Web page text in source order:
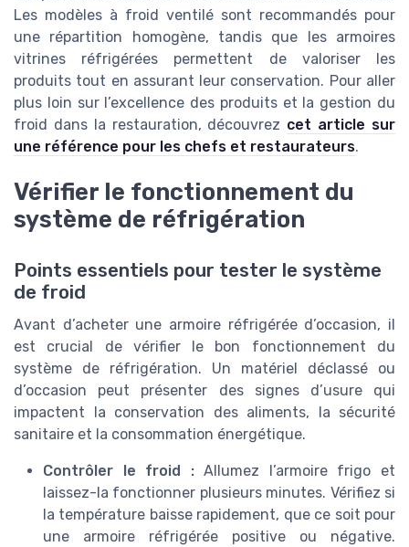
Les modèles à froid ventilé sont recommandés pour
une répartition homogène, tandis que les armoires
vitrines réfrigérées permettent de valoriser les
produits tout en assurant leur conservation. Pour aller
plus loin sur l’excellence des produits et la gestion du
froid dans la restauration, découvrez cet article sur
une référence pour les chefs et restaurateurs.
Vérifier le fonctionnement du
système de réfrigération
Points essentiels pour tester le système
de froid
Avant d’acheter une armoire réfrigérée d’occasion, il
est crucial de vérifier le bon fonctionnement du
système de réfrigération. Un matériel déclassé ou
d’occasion peut présenter des signes d’usure qui
impactent la conservation des aliments, la sécurité
sanitaire et la consommation énergétique.
Contrôler le froid :Allumez l’armoire frigo et
laissez-la fonctionner plusieurs minutes. Vérifiez si
la température baisse rapidement, que ce soit pour
une armoire réfrigérée positive ou négative.